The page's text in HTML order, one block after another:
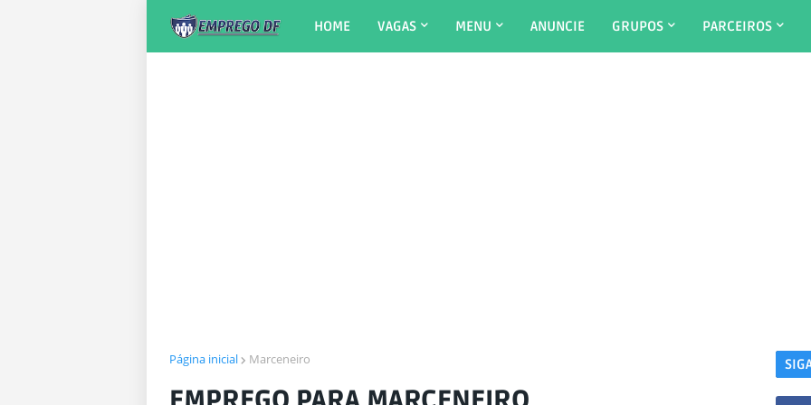
HOME VAGAS MENU ANUNCIE GRUPOS PARCEIROS
Página inicial Marceneiro